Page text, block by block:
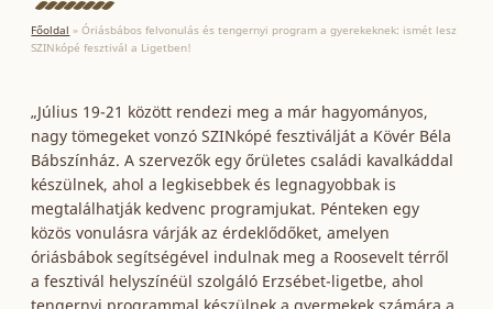
Főoldal »Óriásbábos felvonulás és tengernyi program a gyerekeknek: ismét lesz
SZINkópé fesztivál a Ligetben!
„Július 19-21 között rendezi meg a már hagyományos,
nagy tömegeket vonzó SZINkópé fesztiválját a Kövér Béla
Bábszínház. A szervezők egy őrületes családi kavalkáddal
készülnek, ahol a legkisebbek és legnagyobbak is
megtalálhatják kedvenc programjukat. Pénteken egy
közös vonulásra várják az érdeklődőket, amelyen
óriásbábok segítségével indulnak meg a Roosevelt térről
a fesztivál helyszínéül szolgáló Erzsébet-ligetbe, ahol